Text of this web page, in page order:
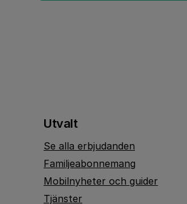
Utvalt
Se alla erbjudanden
Familjeabonnemang
Mobilnyheter och guider
Tjänster